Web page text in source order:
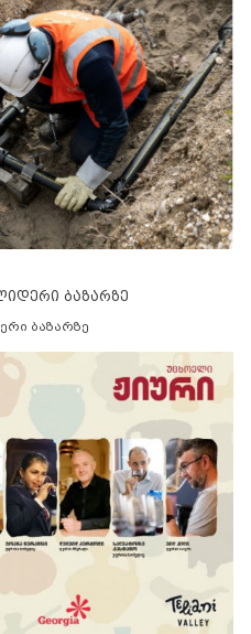
ბაზარზე
ბაზარზე